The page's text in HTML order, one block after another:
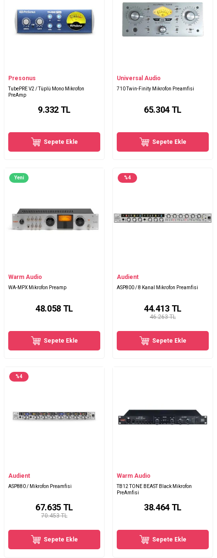
Presonus
TubePRE V2 / Tüplü Mono Mikrofon
PreAmp
9.332 TL
Sepete Ekle
Universal Audio
710 Twin-Finity Mikrofon Preamfisi
65.304TL
Sepete Ekle
Yeni
Warm Audio
WA-MPX Mikrofon Preamp
48.058TL
Sepete Ekle
%4
Audient
ASP800 / 8 Kanal Mikrofon Preamfisi
46.263 TL
44.413TL
Sepete Ekle
%4
Audient
ASP880 / Mikrofon Preamfisi
70.453 TL
67.635TL
Sepete Ekle
Warm Audio
TB12 TONE BEAST Black Mikrofon
PreAmfisi
38.464TL
Sepete Ekle